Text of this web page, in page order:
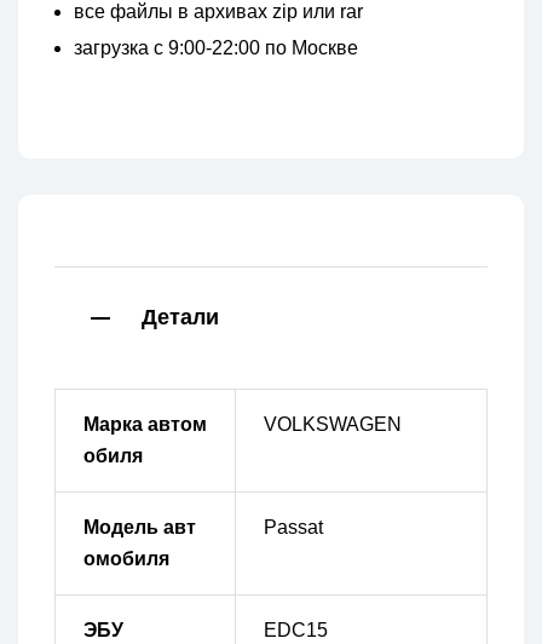
все файлы в архивах zip или rar
загрузка с 9:00-22:00 по Москве
Детали
Марка автом
обиля
VOLKSWAGEN
Модель авт
омобиля
Passat
ЭБУ EDC15